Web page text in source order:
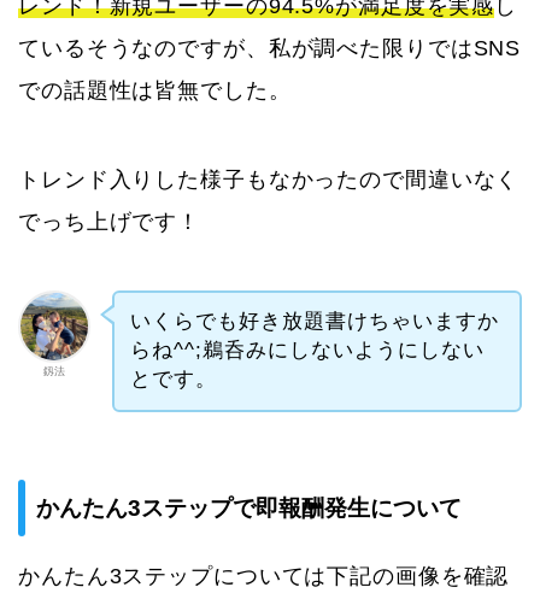
レンド！新規ユーザーの94.5%が満足度を実感 し
ているそうなのですが、私が調べた限りではSNS
での話題性は皆無でした。
トレンド入りした様子もなかったので間違いなく
でっち上げです！
釼法
いくらでも好き放題書けちゃいますか
らね^^;鵜呑みにしないようにしない
とです。
かんたん3ステップで即報酬発生について
かんたん3ステップについては下記の画像を確認